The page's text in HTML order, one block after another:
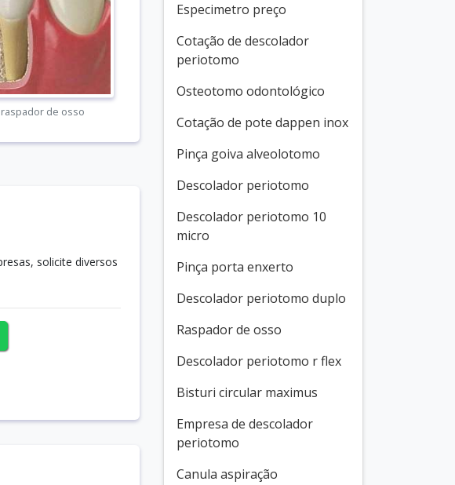
de osso
solicite diversos
Especimetro preço
Cotação de descolador
periotomo
Osteotomo odontológico
Cotação de pote dappen inox
Pinça goiva alveolotomo
Descolador periotomo
Descolador periotomo 10
micro
Pinça porta enxerto
Descolador periotomo duplo
Raspador de osso
Descolador periotomo r flex
Bisturi circular maximus
Empresa de descolador
periotomo
Canula aspiração